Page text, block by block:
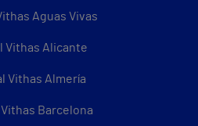
Aguas Vivas
Vithas Alicante
Vithas Almería
Barcelona